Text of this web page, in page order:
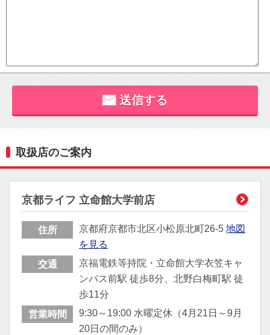
取扱店のご案内
京都ライフ 立命館大学前店
住所 京都府京都市北区小松原北町26-5地図
を見る
交通
京福電鉄等持院・立命館大学衣笠キャ
ンパス前駅 徒歩8分、北野白梅町駅 徒
歩11分
営業時間
9:30～19:00 水曜定休（4月21日～9月
20日の間のみ）